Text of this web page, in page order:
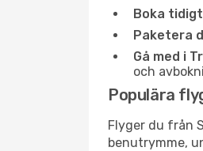
Boka
Paketera
Gå med i
och
Populära
Flyger du från
benutrymme,